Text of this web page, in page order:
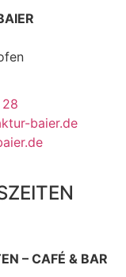
baier.de
– CAFÉ & BAR